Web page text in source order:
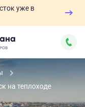
уже в
на теплоходе